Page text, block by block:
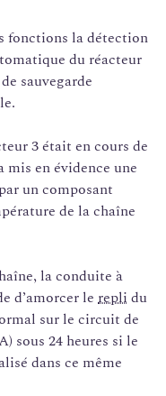
fonctions la détection
du réacteur
sauvegarde
3 était en cours de
mis en évidence une
un composant
de la chaîne
la conduite à
d’amorcer le repli du
sur le circuit de
sous 24 heures si le
dans ce même